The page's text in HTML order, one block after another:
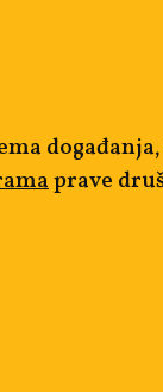
prave